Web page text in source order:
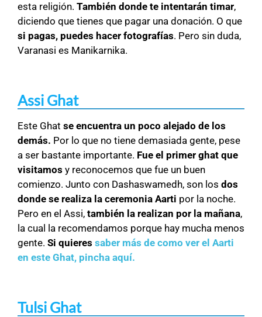
esta religión. También donde te intentarán timar,
diciendo que tienes que pagar una donación. O que
si pagas, puedes hacer fotografías. Pero sin duda,
Varanasi es Manikarnika.
Assi Ghat
Este Ghat se encuentra un poco alejado de los
demás. Por lo que no tiene demasiada gente, pese
a ser bastante importante. Fue el primer ghat que
visitamos y reconocemos que fue un buen
comienzo. Junto con Dashaswamedh, son los dos
donde se realiza la ceremonia Aarti por la noche.
Pero en el Assi, también la realizan por la mañana,
la cual la recomendamos porque hay mucha menos
gente. Si quieres saber más de como ver el Aarti
en este Ghat, pincha aquí.
Tulsi Ghat